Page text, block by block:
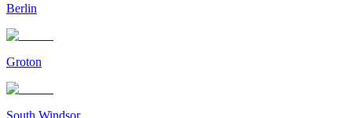
Berlin
Groton
South Windsor